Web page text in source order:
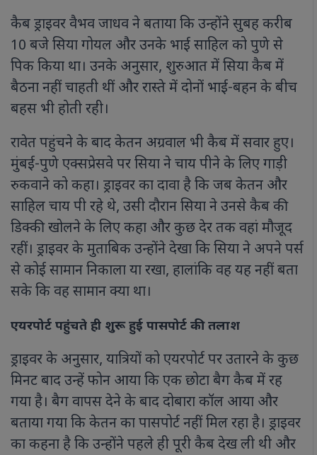
कैब ड्राइवर वैभव जाधव ने बताया कि उन्होंने सुबह करीब
10 बजे सिया गोयल और उनके भाई साहिल को पुणे से
पिक किया था। उनके अनुसार, शुरुआत में सिया कैब में
बैठना नहीं चाहती थीं और रास्ते में दोनों भाई-बहन के बीच
बहस भी होती रही।
रावेत पहुंचने के बाद केतन अग्रवाल भी कैब में सवार हुए।
मुंबई-पुणे एक्सप्रेसवे पर सिया ने चाय पीने के लिए गाड़ी
रुकवाने को कहा। ड्राइवर का दावा है कि जब केतन और
साहिल चाय पी रहे थे, उसी दौरान सिया ने उनसे कैब की
डिक्की खोलने के लिए कहा और कुछ देर तक वहां मौजूद
रहीं। ड्राइवर के मुताबिक उन्होंने देखा कि सिया ने अपने पर्स
से कोई सामान निकाला या रखा, हालांकि वह यह नहीं बता
सके कि वह सामान क्या था।
एयरपोर्ट पहुंचते ही शुरू हुई पासपोर्ट की तलाश
ड्राइवर के अनुसार, यात्रियों को एयरपोर्ट पर उतारने के कुछ
मिनट बाद उन्हें फोन आया कि एक छोटा बैग कैब में रह
गया है। बैग वापस देने के बाद दोबारा कॉल आया और
बताया गया कि केतन का पासपोर्ट नहीं मिल रहा है। ड्राइवर
का कहना है कि उन्होंने पहले ही पूरी कैब देख ली थी और